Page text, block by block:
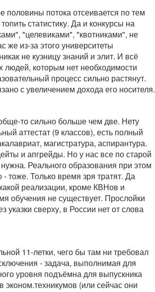
потока отсеивается по тем
статистику. Да и конкурсы на
"целевиками", "квотниками", не
же из-за этого университеты
не кузницу знаний и элит. И всё
людей, которым нет необходимости
процесс сильно растянут.
с увеличением дохода его носителя.
то сильно больше чем две. Нету
аттестат (9 классов), есть полный
магистратура, аспирантура.
и апгрейды. Но у нас все по старой
Реального образования при этом
- тоже. Только время зря тратят. Да
реализации, кроме КВНов и
обучения не существует. Прослойки
указки сверху, в России нет от слова
11-летки, чего бы там ни требовал
- задача, выполнимая для
уровня подъёмна для выпускника
эконом.техникумов (или сейчас они